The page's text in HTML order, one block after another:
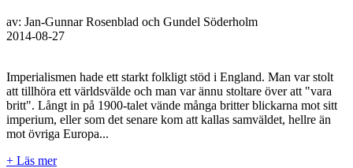
av: Jan-Gunnar Rosenblad och Gundel Söderholm
2014-08-27
Imperialismen hade ett starkt folkligt stöd i England. Man var stolt
att tillhöra ett världsvälde och man var ännu stoltare över att "vara
britt". Långt in på 1900-talet vände många britter blickarna mot sitt
imperium, eller som det senare kom att kallas samväldet, hellre än
mot övriga Europa...
+ Läs mer